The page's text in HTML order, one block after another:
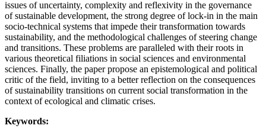
issues of uncertainty, complexity and reflexivity in the governance
of sustainable development, the strong degree of lock-in in the main
socio-technical systems that impede their transformation towards
sustainability, and the methodological challenges of steering change
and transitions. These problems are paralleled with their roots in
various theoretical filiations in social sciences and environmental
sciences. Finally, the paper propose an epistemological and political
critic of the field, inviting to a better reflection on the consequences
of sustainability transitions on current social transformation in the
context of ecological and climatic crises.
Keywords: